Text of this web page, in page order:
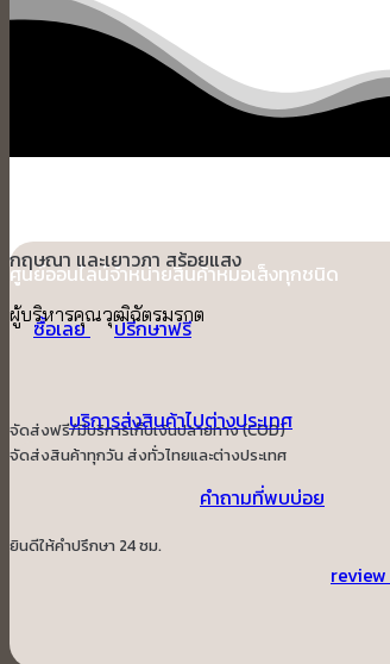
ศูนย์ออนไลน์จำหน่ายสินค้าหมอเส็งทุกชนิด
ซื้อเลย
ปรีกษาฟรี
กฤษณา และเยาวภา สร้อยแสง
ผู้บริหารคุณวุฒิฉัตรมรกต
จัดส่งฟรี/มีบริการเก็บเงินปลายทาง (COD)
จัดส่งสินค้าทุกวัน ส่งทั่วไทยและต่างประเทศ
ยินดีให้คำปรึกษา 24 ชม.
คำถามที่พบบ่อย
บริการส่งสินค้าไปต่างประเทศ